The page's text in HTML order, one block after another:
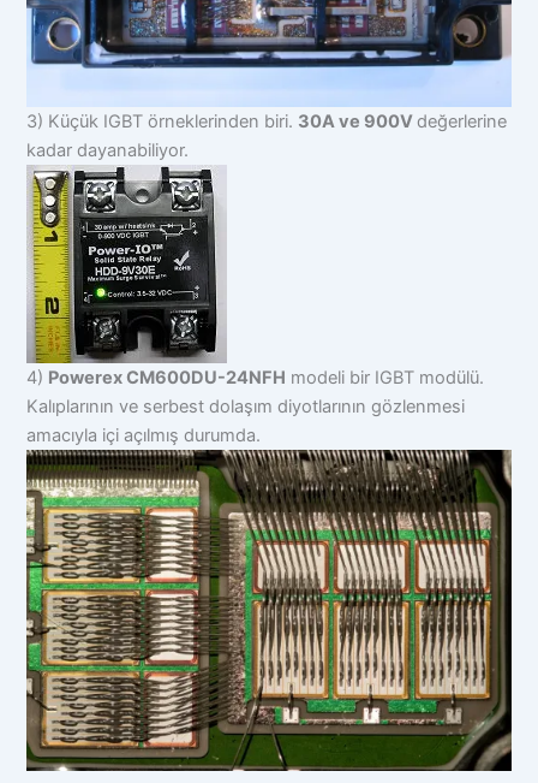
3) Küçük IGBT örneklerinden biri. 30A ve 900V değerlerine
kadar dayanabiliyor.
4) Powerex CM600DU-24NFH modeli bir IGBT modülü.
Kalıplarının ve serbest dolaşım diyotlarının gözlenmesi
amacıyla içi açılmış durumda.